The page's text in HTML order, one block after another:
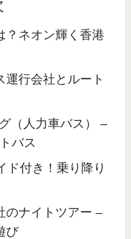
？ネオン輝く香港
運行会社とルート
（人力車バス） –
バス
ド付き！乗り降り
のナイトツアー –
び